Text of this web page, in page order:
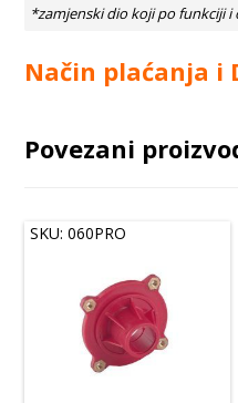
Način plaćanja i
Povezani
SKU: 060PRO